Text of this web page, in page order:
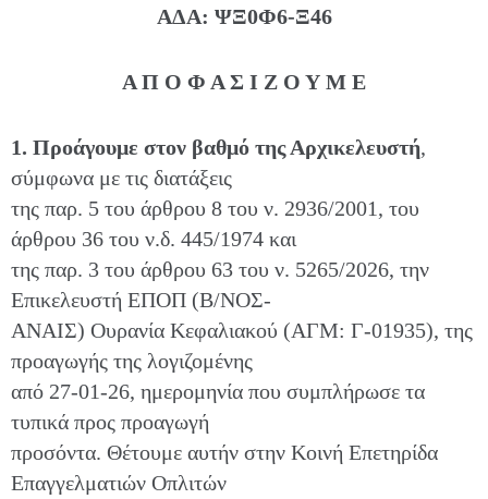
ΑΔΑ: ΨΞ0Φ6-Ξ46
Α Π Ο Φ Α Σ Ι Ζ Ο Υ Μ Ε
1. Προάγουμε στον βαθμό της Αρχικελευστή,
σύμφωνα με τις διατάξεις
της παρ. 5 του άρθρου 8 του ν. 2936/2001, του
άρθρου 36 του ν.δ. 445/1974 και
της παρ. 3 του άρθρου 63 του ν. 5265/2026, την
Eπικελευστή ΕΠΟΠ (Β/ΝΟΣ-
ΑΝΑΙΣ) Ουρανία Κεφαλιακού (ΑΓΜ: Γ-01935), της
προαγωγής της λογιζομένης
από 27-01-26, ημερομηνία που συμπλήρωσε τα
τυπικά προς προαγωγή
προσόντα. Θέτουμε αυτήν στην Κοινή Επετηρίδα
Επαγγελματιών Οπλιτών